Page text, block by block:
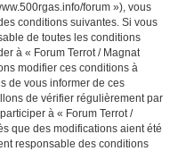
forum »), vous
conditions suivantes. Si vous
de toutes les conditions
à « Forum Terrot / Magnat
modifier ces conditions à
de vous informer de ces
de vérifier régulièrement par
à « Forum Terrot /
que des modifications aient été
responsable des conditions